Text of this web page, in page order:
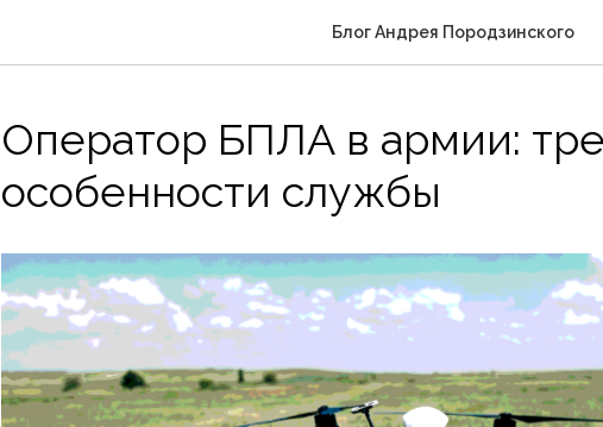
Блог Андрея Породзинского
Оператор БПЛА в армии:
особенности службы